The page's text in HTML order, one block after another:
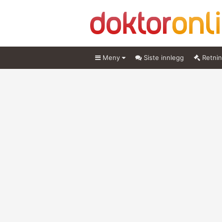
Meny Siste innlegg